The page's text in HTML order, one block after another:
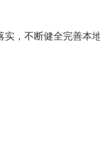
不断健全完善本地